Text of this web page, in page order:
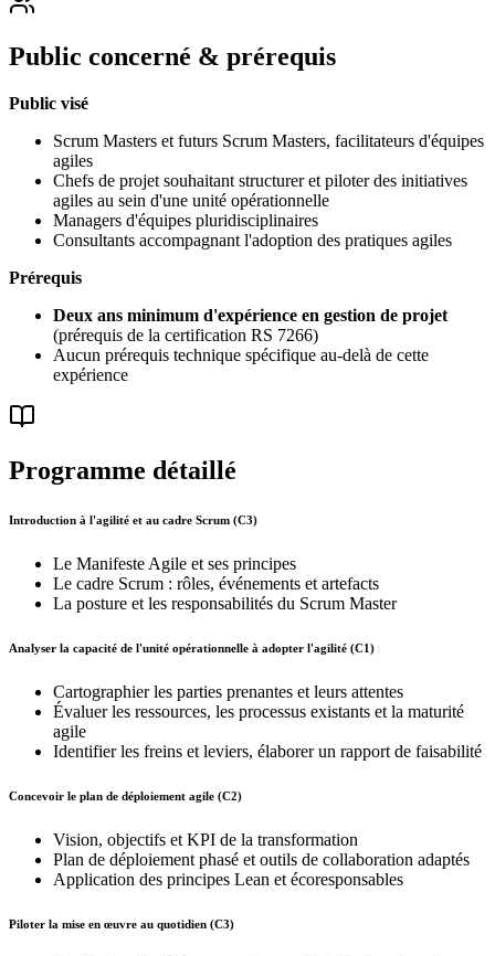
Public concerné & prérequis
Public visé
Scrum Masters et futurs Scrum Masters, facilitateurs d'équipes
agiles
Chefs de projet souhaitant structurer et piloter des initiatives
agiles au sein d'une unité opérationnelle
Managers d'équipes pluridisciplinaires
Consultants accompagnant l'adoption des pratiques agiles
Prérequis
Deux ans minimum d'expérience en gestion de projet
(prérequis de la certification RS 7266)
Aucun prérequis technique spécifique au-delà de cette
expérience
Programme détaillé
Introduction à l'agilité et au cadre Scrum (C3)
Le Manifeste Agile et ses principes
Le cadre Scrum : rôles, événements et artefacts
La posture et les responsabilités du Scrum Master
Analyser la capacité de l'unité opérationnelle à adopter l'agilité (C1)
Cartographier les parties prenantes et leurs attentes
Évaluer les ressources, les processus existants et la maturité
agile
Identifier les freins et leviers, élaborer un rapport de faisabilité
Concevoir le plan de déploiement agile (C2)
Vision, objectifs et KPI de la transformation
Plan de déploiement phasé et outils de collaboration adaptés
Application des principes Lean et écoresponsables
Piloter la mise en œuvre au quotidien (C3)